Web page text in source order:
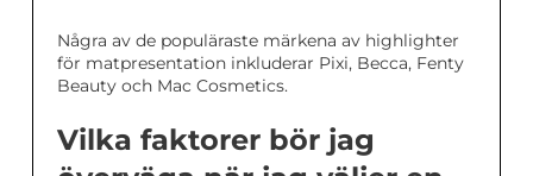
Några av de populäraste märkena av highlighter
för matpresentation inkluderar Pixi, Becca, Fenty
Beauty och Mac Cosmetics.
Vilka faktorer bör jag